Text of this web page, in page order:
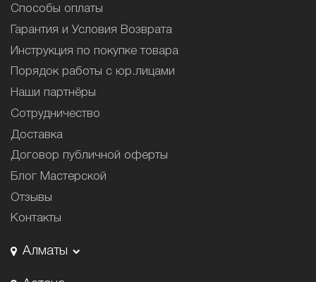
Способы оплаты
Гарантия и Условия Возврата
Инструкция по покупке товара
Порядок работы с юр.лицами
Наши партнёры
Сотрудничество
Доставка
Договор публичной оферты
Блог Мастерской
Отзывы
Контакты
Алматы